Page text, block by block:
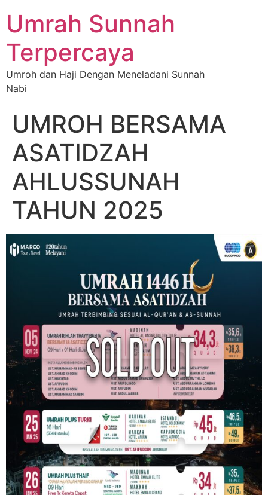
Umrah Sunnah
Terpercaya
Umroh dan Haji Dengan Meneladani Sunnah
Nabi
UMROH BERSAMA
ASATIDZAH
AHLUSSUNAH
TAHUN 2025